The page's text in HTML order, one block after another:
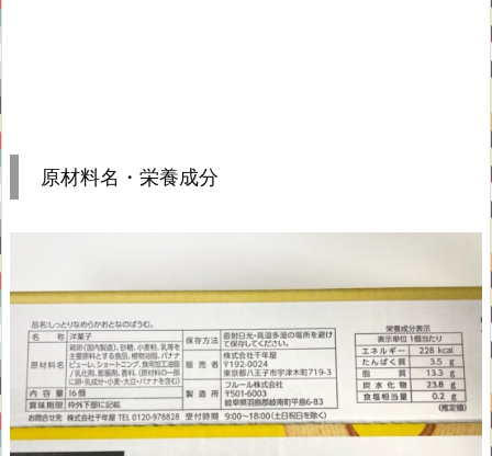
原材料名・栄養成分